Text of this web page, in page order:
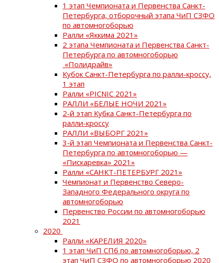
1 этап Чемпионата и Первенства Санкт-
Петербурга, отборочный этапа ЧиП СЗФО
по автомногоборью
Ралли «Яккима 2021»
2 этапа Чемпионата и Первенства Санкт-
Петербурга по автомногоборью
«Полидрайв»
Кубок Санкт-Петербурга по ралли-кроссу,
1 этап
Ралли «PICNIC 2021»
РАЛЛИ «БЕЛЫЕ НОЧИ 2021»
2-й этап Кубка Санкт-Петербурга по
ралли-кроссу
РАЛЛИ «ВЫБОРГ 2021»
3-й этап Чемпионата и Первенства Санкт-
Петербурга по автомногоборью —
«Пискаревка» 2021»
Ралли «САНКТ-ПЕТЕРБУРГ 2021»
Чемпионат и Первенство Северо-
Западного Федерального округа по
автомногоборью
Первенство России по автомногоборью
2021
2020
Ралли «КАРЕЛИЯ 2020»
1 этап ЧиП СПб по автомногоборью, 2
этап ЧиП СЗФО по автомногоборью 2020